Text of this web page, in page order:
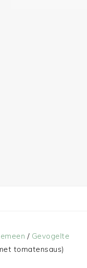
/ Gevogelte
tomatensaus)